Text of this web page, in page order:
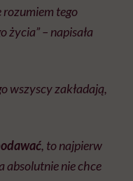
rozumiem tego
życia” – napisała
wszyscy zakładają,
, to najpierw
absolutnie nie chce